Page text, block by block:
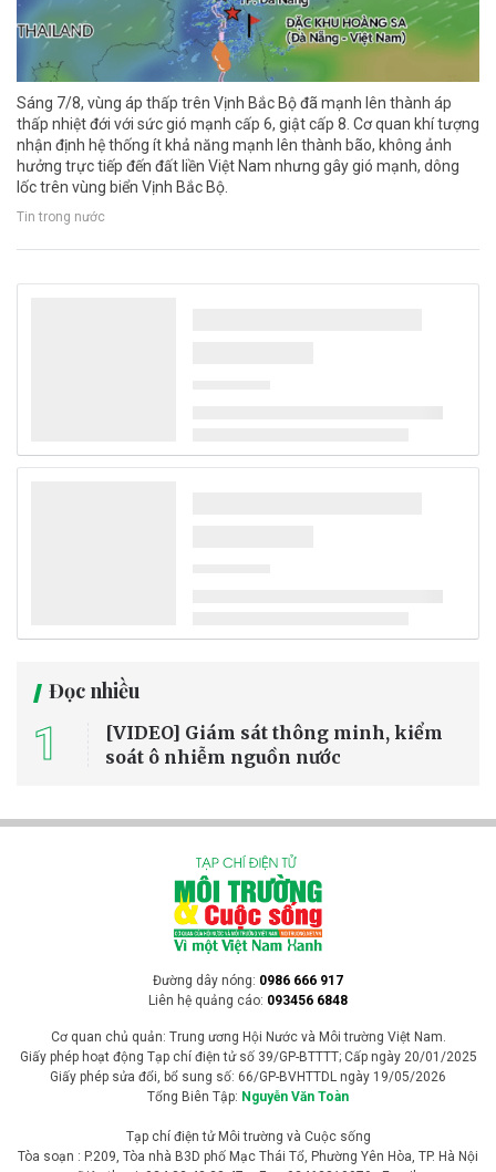
Sáng 7/8, vùng áp thấp trên Vịnh Bắc Bộ đã mạnh lên thành áp
thấp nhiệt đới với sức gió mạnh cấp 6, giật cấp 8. Cơ quan khí tượng
nhận định hệ thống ít khả năng mạnh lên thành bão, không ảnh
hưởng trực tiếp đến đất liền Việt Nam nhưng gây gió mạnh, dông
lốc trên vùng biển Vịnh Bắc Bộ.
Tin trong nước
Đọc nhiều
1
[VIDEO] Giám sát thông minh, kiểm
soát ô nhiễm nguồn nước
Đường dây nóng: 0986 666 917
Liên hệ quảng cáo: 093456 6848
Cơ quan chủ quản: Trung ương Hội Nước và Môi trường Việt Nam.
Giấy phép hoạt động Tạp chí điện tử số 39/GP-BTTTT; Cấp ngày 20/01/2025
Giấy phép sửa đổi, bổ sung số: 66/GP-BVHTTDL ngày 19/05/2026
Tổng Biên Tập: Nguyễn Văn Toàn
Tạp chí điện tử Môi trường và Cuộc sống
Tòa soạn : P.209, Tòa nhà B3D phố Mạc Thái Tổ, Phường Yên Hòa, TP. Hà Nội